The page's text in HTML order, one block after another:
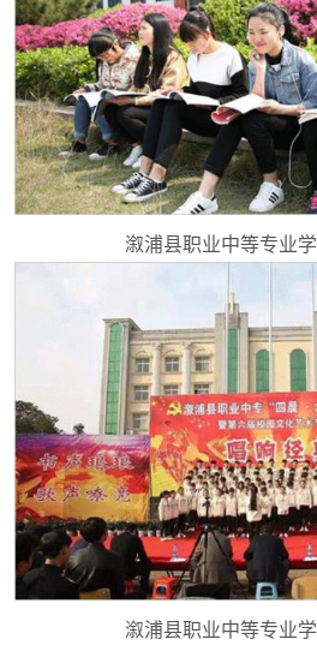
溆浦县职业中等专业
溆浦县职业中等专业